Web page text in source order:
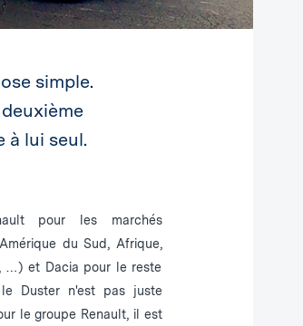
simple.
à lui seul.
pour les marchés
du Sud, Afrique,
…) et Dacia pour le reste
Duster n'est pas juste
le groupe Renault, il est